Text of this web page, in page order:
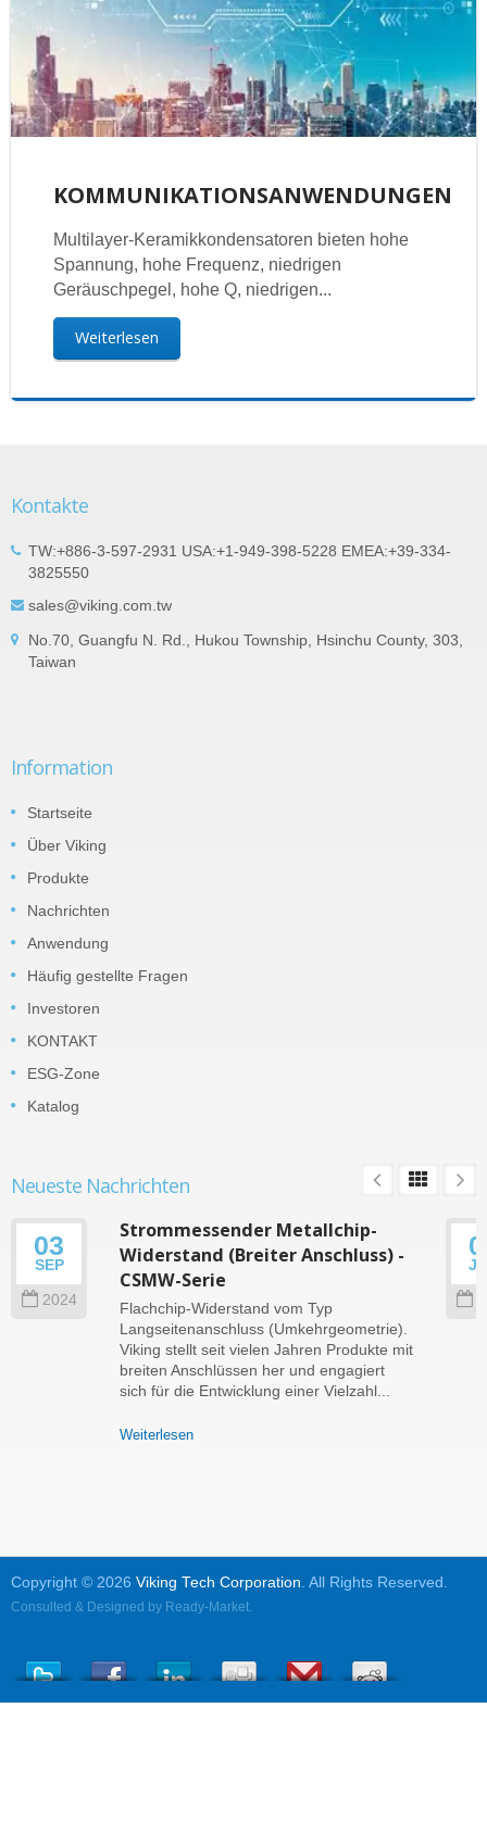
KOMMUNIKATIONSANWENDUNGEN
Multilayer-Keramikkondensatoren bieten hohe
Spannung, hohe Frequenz, niedrigen
Geräuschpegel, hohe Q, niedrigen...
Weiterlesen
Kontakte
TW:+886-3-597-2931 USA:+1-949-398-5228 EMEA:+39-334-
3825550
sales@viking.com.tw
No.70, Guangfu N. Rd., Hukou Township, Hsinchu County, 303,
Taiwan
Information
Startseite
Über Viking
Produkte
Nachrichten
Anwendung
Häufig gestellte Fragen
Investoren
KONTAKT
ESG-Zone
Katalog
Neueste Nachrichten
03
SEP
2024
Strommessender Metallchip-
Widerstand (Breiter Anschluss) -
CSMW-Serie
Flachchip-Widerstand vom Typ
Langseitenanschluss (Umkehrgeometrie).
Viking stellt seit vielen Jahren Produkte mit
breiten Anschlüssen her und engagiert
sich für die Entwicklung einer Vielzahl...
Weiterlesen
Copyright © 2026 Viking Tech Corporation. All Rights Reserved.
Consulted & Designed by Ready-Market.